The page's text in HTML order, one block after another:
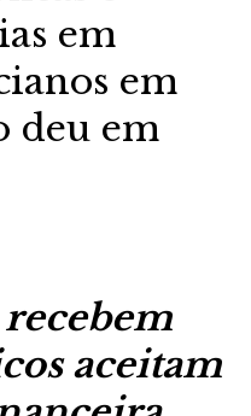
em
em
deu em
aceitam